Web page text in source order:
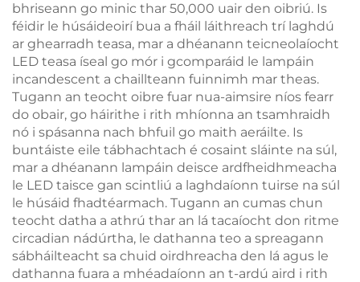
bhriseann go minic thar 50,000 uair den oibriú. Is
féidir le húsáideoirí bua a fháil láithreach trí laghdú
ar ghearradh teasa, mar a dhéanann teicneolaíocht
LED teasa íseal go mór i gcomparáid le lampáin
incandescent a chaillteann fuinnimh mar theas.
Tugann an teocht oibre fuar nua-aimsire níos fearr
do obair, go háirithe i rith mhíonna an tsamhraidh
nó i spásanna nach bhfuil go maith aeráilte. Is
buntáiste eile tábhachtach é cosaint sláinte na súl,
mar a dhéanann lampáin deisce ardfheidhmeacha
le LED taisce gan scintliú a laghdaíonn tuirse na súl
le húsáid fhadtéarmach. Tugann an cumas chun
teocht datha a athrú thar an lá tacaíocht don ritme
circadian nádúrtha, le dathanna teo a spreagann
sábháilteacht sa chuid oirdhreacha den lá agus le
dathanna fuara a mhéadaíonn an t-ardú aird i rith